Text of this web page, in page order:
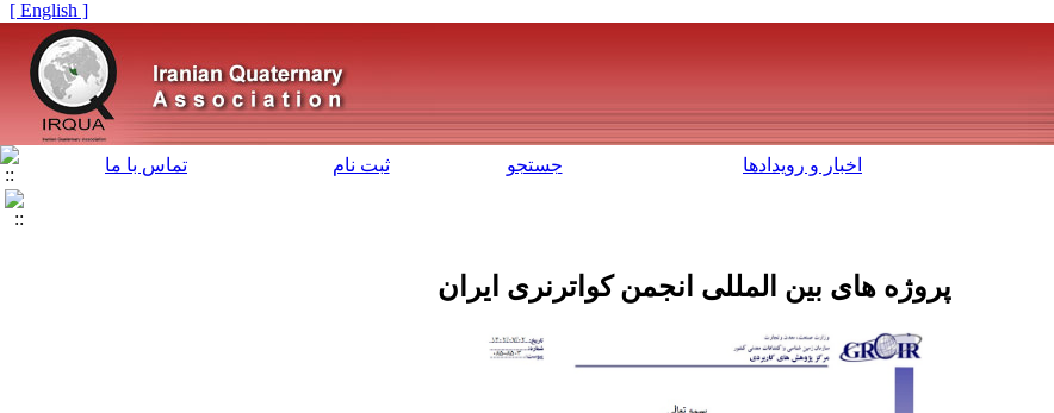
[ English ]
اخبار و رویدادها جستجو ثبت نام تماس با ما
پروژه های بین المللی انجمن کواترنری ایران